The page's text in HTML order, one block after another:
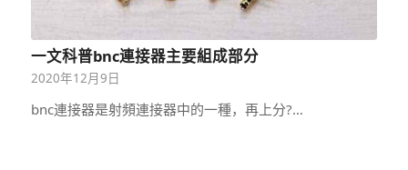
一文科普bnc連接器主要組成部分
2020年12月9日
bnc連接器是射頻連接器中的一種，再上分?…